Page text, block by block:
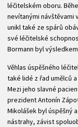
léčitelském oboru.
nevítanými návštěvami
unikl také ze spárů
své léčitelské
Bormann byl
Věhlas úspěšného
také lidé z řad umělců
Mezi jeho slavné
prezident Antonín
Mikolášek byl úspěšný
nástrahy, závist